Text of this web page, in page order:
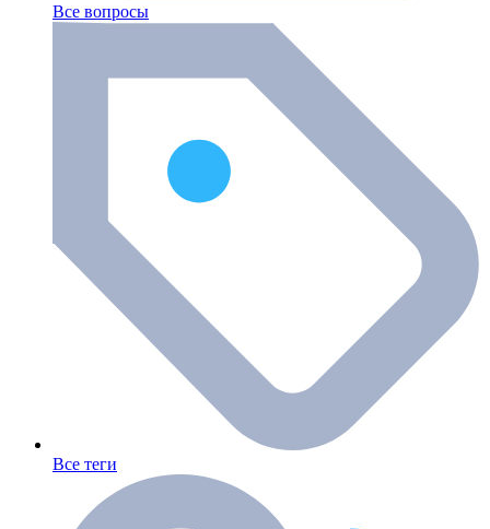
Все вопросы
Все теги